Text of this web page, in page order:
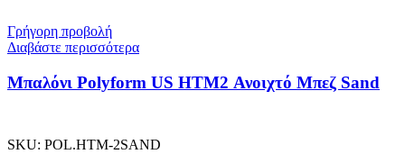
Γρήγορη προβολή
Διαβάστε περισσότερα
Μπαλόνι Polyform US ΗΤΜ2 Ανοιχτό Μπεζ Sand
SKU: POL.HTM-2SAND